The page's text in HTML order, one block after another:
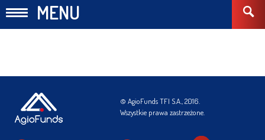
MENU
© AgioFunds TFI S.A., 2016.
Wszystkie prawa zastrzeżone.